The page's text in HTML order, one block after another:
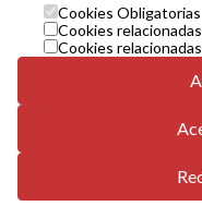
@INAEM
Instituto Nacional de las
de Cultura)
Condiciones generales
Comunicado paro temporal
Cookies Obligatorias
Cookies
Cookies